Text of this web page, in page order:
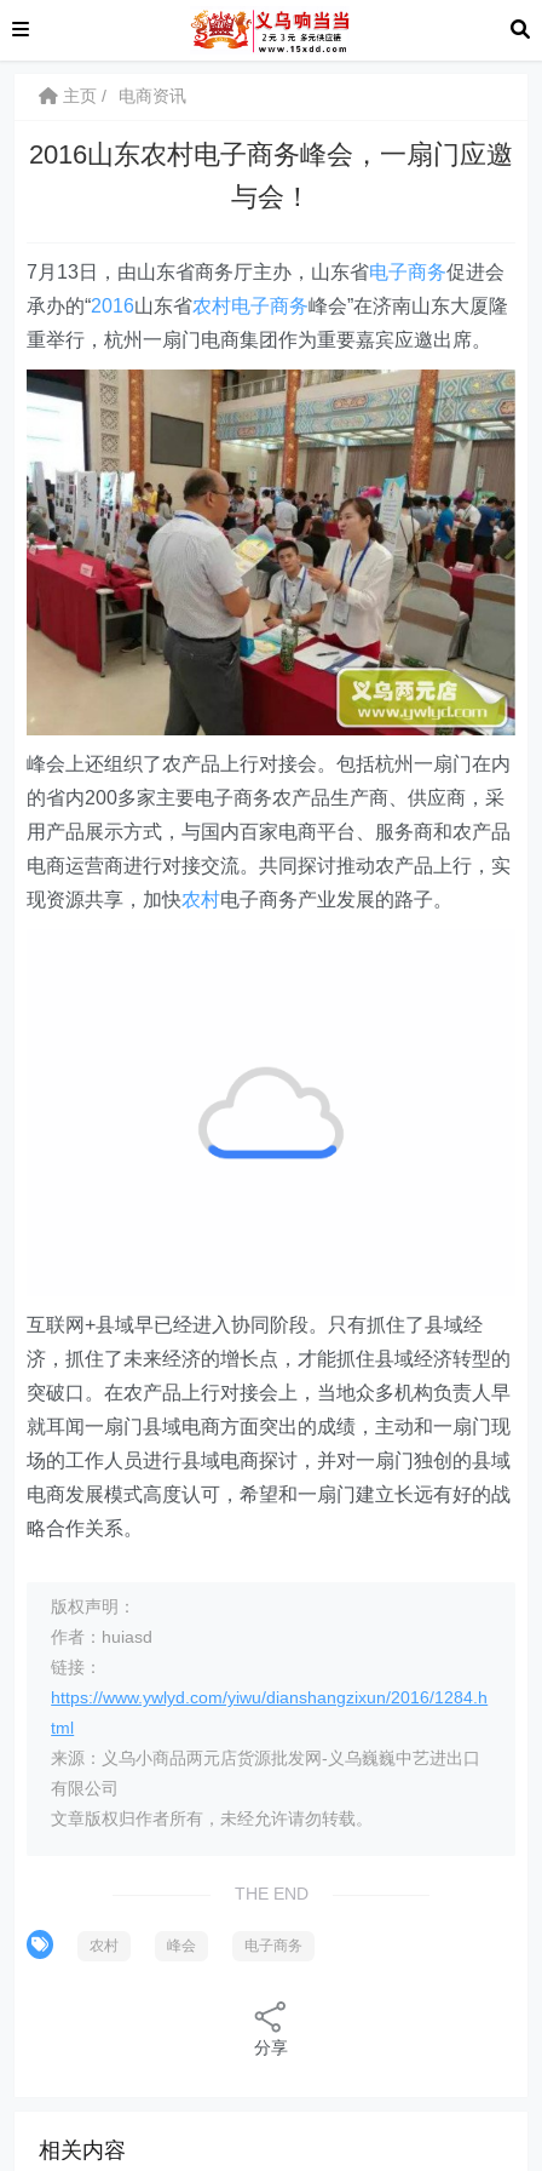
主页 电商资讯
2016山东农村电子商务峰会，一扇门应邀
与会！
7月13日，由山东省商务厅主办，山东省电子商务促进会
承办的“2016山东省农村电子商务峰会”在济南山东大厦隆
重举行，杭州一扇门电商集团作为重要嘉宾应邀出席。
峰会上还组织了农产品上行对接会。包括杭州一扇门在内
的省内200多家主要电子商务农产品生产商、供应商，采
用产品展示方式，与国内百家电商平台、服务商和农产品
电商运营商进行对接交流。共同探讨推动农产品上行，实
现资源共享，加快农村电子商务产业发展的路子。
互联网+县域早已经进入协同阶段。只有抓住了县域经
济，抓住了未来经济的增长点，才能抓住县域经济转型的
突破口。在农产品上行对接会上，当地众多机构负责人早
就耳闻一扇门县域电商方面突出的成绩，主动和一扇门现
场的工作人员进行县域电商探讨，并对一扇门独创的县域
电商发展模式高度认可，希望和一扇门建立长远有好的战
略合作关系。
版权声明：
作者：huiasd
链接：
https://www.ywlyd.com/yiwu/dianshangzixun/2016/1284.h
tml
来源：义乌小商品两元店货源批发网-义乌巍巍中艺进出口
有限公司
文章版权归作者所有，未经允许请勿转载。
THE END
农村 峰会 电子商务
分享
相关内容